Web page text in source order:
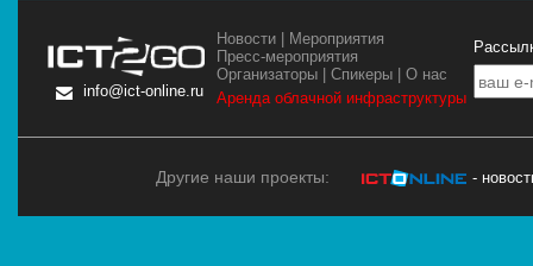
info@ict-online.ru
Новости
Мероприятия
Пресс-мероприятия
Организаторы |Спикеры |О нас
Аренда облачной инфраструктуры
Другие наши проекты: -